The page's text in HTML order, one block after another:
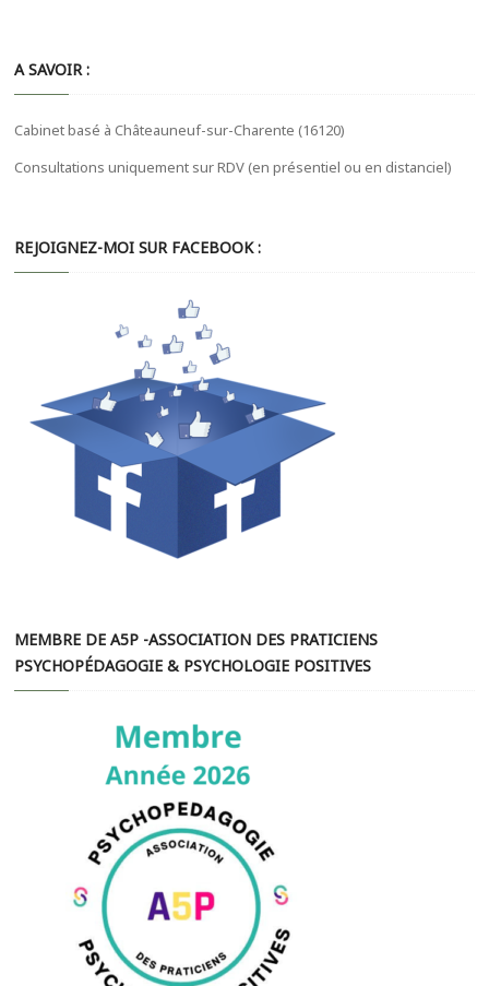
A SAVOIR :
Cabinet basé à Châteauneuf-sur-Charente (16120)
Consultations uniquement sur RDV (en présentiel ou en distanciel)
REJOIGNEZ-MOI SUR FACEBOOK :
MEMBRE DE A5P -ASSOCIATION DES PRATICIENS
PSYCHOPÉDAGOGIE & PSYCHOLOGIE POSITIVES